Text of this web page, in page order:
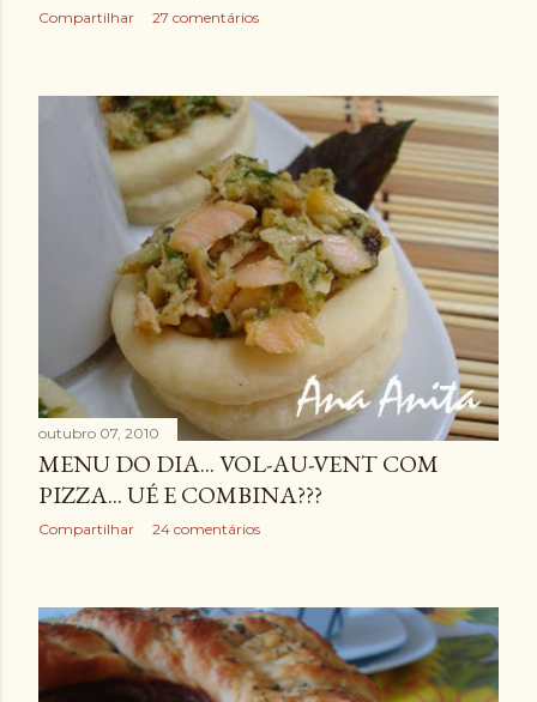
Compartilhar 27 comentários
outubro 07, 2010
MENU DO DIA... VOL-AU-VENT COM
PIZZA... UÉ E COMBINA???
Compartilhar 24 comentários